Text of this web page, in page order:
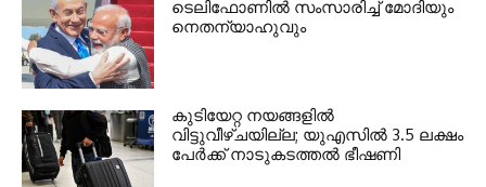
ടെലിഫോണില്‍ സംസാരിച്ച് മോദിയും
നെതന്യാഹുവും
കുടിയേറ്റ നയങ്ങളില്‍
വിട്ടുവീഴ്ചയില്ല; യുഎസില്‍ 3.5 ലക്ഷം
പേര്‍ക്ക് നാടുകടത്തല്‍ ഭീഷണി